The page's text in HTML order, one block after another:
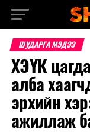
ШУДАРГА МЭДЭЭ
ХЭҮК
алба
эрхийн
ажиллаж